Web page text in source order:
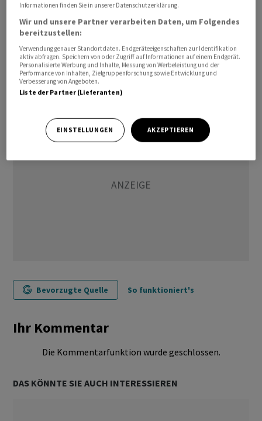
belasteten die Ölpreise nicht. Schliesslich schürt die
schwache Konjunkturentwicklung auch die Erwartung,
dass die Leitzinserhöhungen bald ein Ende finden
könnten. Dies würde tendenziell die Ölpreise
stützen./jsl//he
Bevorzugte Quelle So funktioniert's
Ihr Kommentar
Die Kommentarfunktion wurde geschlossen.
DAS KÖNNTE SIE AUCH INTERESSIEREN
Informationen finden Sie in unserer Datenschutzerklärung.
Wir und unsere Partner verarbeiten Daten, um Folgendes
bereitzustellen:
Verwendung genauer Standortdaten. Endgeräteeigenschaften zur Identifikation
aktiv abfragen. Speichern von oder Zugriff auf Informationen auf einem Endgerät.
Personalisierte Werbung und Inhalte, Messung von Werbeleistung und der
Performance von Inhalten, Zielgruppenforschung sowie Entwicklung und
Verbesserung von Angeboten.
Liste der Partner (Lieferanten)
EINSTELLUNGEN AKZEPTIEREN